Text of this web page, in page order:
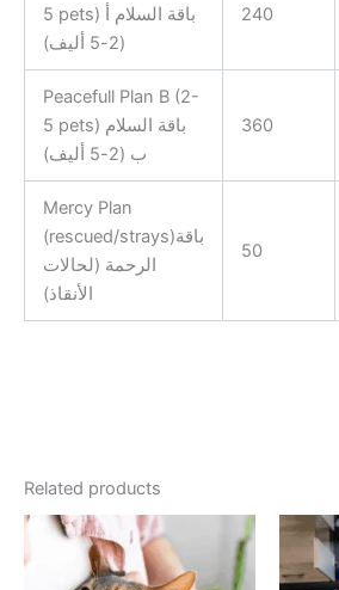
5 pets) باقة السلام أ
(2-5 أليف)
240
Peacefull Plan B (2-
5 pets) باقة السلام
ب (2-5 أليف)
360
Mercy Plan
(rescued/strays)باقة
الرحمة (لحالات
الأنقاذ)
50
Related products